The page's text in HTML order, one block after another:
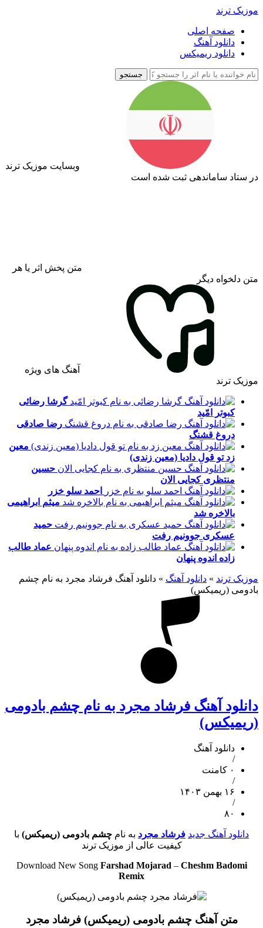
موزیک ترند
صفحه اصلی
دانلود آهنگ
دانلود ریمیکس
جستجو
وبسایت موزیک ترند
در ستاد ساماندهی ثبت شده است
متن پخش اثر یا هر
متن دلخواه دیگر
آهنگ های ویژه
موزیک ترند
گرشا رضائی
کبوتر امّید
رضا صادقی
دروغ قشنگ
معین
زدتو قول دادیا (معین زندی)
حسین
منتظریکجایی الان
احمد سلو خزر
میثم ابراهیمی
بالاخره شد
حمید
عسکری جوونیم رفت
عماد طالب
زاده اندوه پنهان
موزیک ترند » دانلود آهنگ » دانلود آهنگ فرشاد مجرد به نام چشم
بادومی (ریمیکس)
دانلود آهنگ فرشاد مجرد به نام چشم بادومی
(ریمیکس)
دانلود آهنگ
/
۰ کامنت
/
۱۶ بهمن ۱۴۰۳
/
۸۰
دانلود آهنگ جدید فرشاد مجرد به نام چشم بادومی (ریمیکس) با
کیفیت عالی از موزیک ترند
Download New Song Farshad Mojarad – Cheshm Badomi
Remix
متن آهنگ چشم بادومی (ریمیکس) فرشاد مجرد